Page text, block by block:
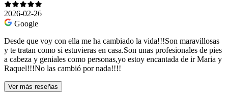
2026-02-26
Google
Desde que voy con ella me ha cambiado la vida!!!Son maravillosas
y te tratan como si estuvieras en casa.Son unas profesionales de pies
a cabeza y geniales como personas,yo estoy encantada de ir Maria y
Raquel!!!No las cambió por nada!!!!
Ver más reseñas